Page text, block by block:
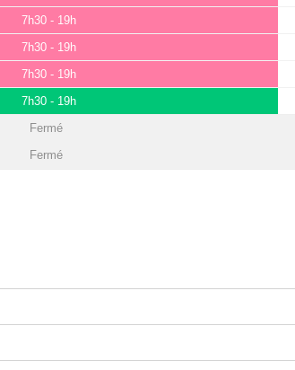
7h30 - 19h
7h30 - 19h
7h30 - 19h
7h30 - 19h
Fermé
Fermé